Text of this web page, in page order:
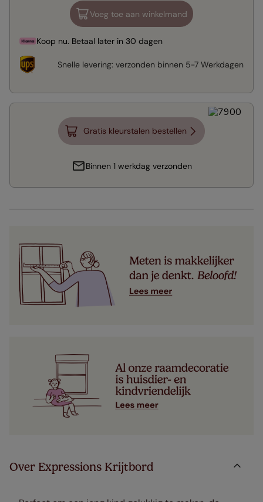
Voeg toe aan winkelmand
Koop nu. Betaal later in 30 dagen
Snelle levering: verzonden binnen 5-7 Werkdagen
Gratis kleurstalen bestellen
Binnen 1 werkdag verzonden
Over Expressions Krijtbord